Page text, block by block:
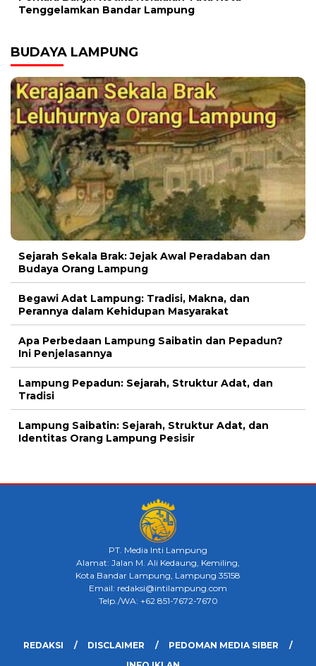
Tenggelamkan Bandar Lampung
BUDAYA LAMPUNG
Sejarah Sekala Brak: Jejak Awal Peradaban dan
Budaya Orang Lampung
Begawi Adat Lampung: Tradisi, Makna, dan
Perannya dalam Kehidupan Masyarakat
Apa Perbedaan Lampung Saibatin dan Pepadun?
Ini Penjelasannya
Lampung Pepadun: Sejarah, Struktur Adat, dan
Tradisi
Lampung Saibatin: Sejarah, Struktur Adat, dan
Identitas Orang Lampung Pesisir
PT. Media Inti Lampung
Alamat: Jalan M. Ali Kedaung, Kemiling,
Kota Bandar Lampung, Lampung 35158
Email: redaksi@intilampung.com
Telp./WA: +62 851-7672-7670
REDAKSI DISCLAIMER
PEDOMAN MEDIA SIBER